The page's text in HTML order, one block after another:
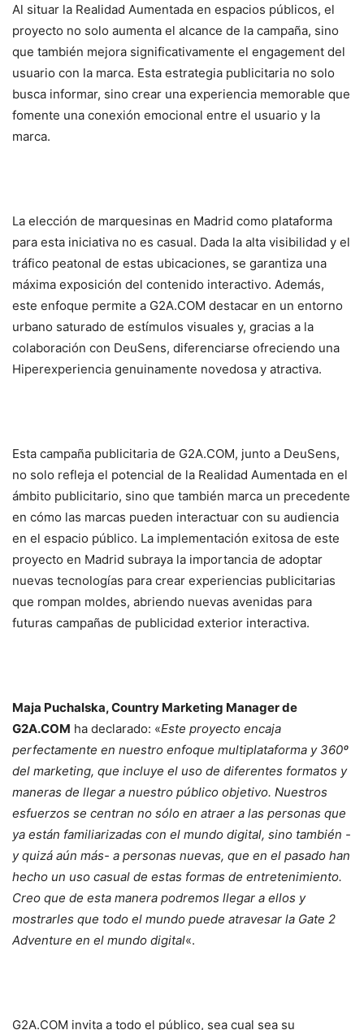
Al situar la Realidad Aumentada en espacios públicos, el
proyecto no solo aumenta el alcance de la campaña, sino
que también mejora significativamente el engagement del
usuario con la marca. Esta estrategia publicitaria no solo
busca informar, sino crear una experiencia memorable que
fomente una conexión emocional entre el usuario y la
marca.
La elección de marquesinas en Madrid como plataforma
para esta iniciativa no es casual. Dada la alta visibilidad y el
tráfico peatonal de estas ubicaciones, se garantiza una
máxima exposición del contenido interactivo. Además,
este enfoque permite a G2A.COM destacar en un entorno
urbano saturado de estímulos visuales y, gracias a la
colaboración con DeuSens, diferenciarse ofreciendo una
Hiperexperiencia genuinamente novedosa y atractiva.
Esta campaña publicitaria de G2A.COM, junto a DeuSens,
no solo refleja el potencial de la Realidad Aumentada en el
ámbito publicitario, sino que también marca un precedente
en cómo las marcas pueden interactuar con su audiencia
en el espacio público. La implementación exitosa de este
proyecto en Madrid subraya la importancia de adoptar
nuevas tecnologías para crear experiencias publicitarias
que rompan moldes, abriendo nuevas avenidas para
futuras campañas de publicidad exterior interactiva.
Maja Puchalska, Country Marketing Manager de
G2A.COM ha declarado: «Este proyecto encaja
perfectamente en nuestro enfoque multiplataforma y 360º
del marketing, que incluye el uso de diferentes formatos y
maneras de llegar a nuestro público objetivo. Nuestros
esfuerzos se centran no sólo en atraer a las personas que
ya están familiarizadas con el mundo digital, sino también -
y quizá aún más- a personas nuevas, que en el pasado han
hecho un uso casual de estas formas de entretenimiento.
Creo que de esta manera podremos llegar a ellos y
mostrarles que todo el mundo puede atravesar la Gate 2
Adventure en el mundo digital«.
G2A.COM invita a todo el público, sea cual sea su